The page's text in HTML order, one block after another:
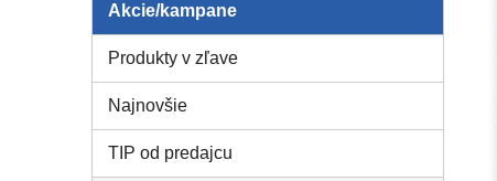
Akcie/kampane
Produkty v zľave
Najnovšie
TIP od predajcu